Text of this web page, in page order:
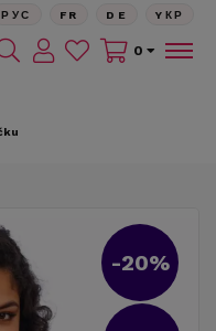
РУС FR DE YКР
0
-20%